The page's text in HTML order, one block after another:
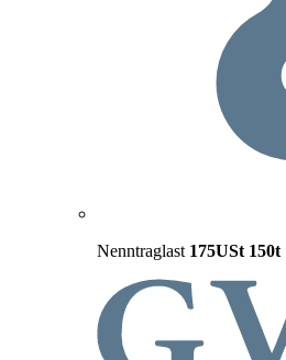
Nenntraglast 175USt 150t